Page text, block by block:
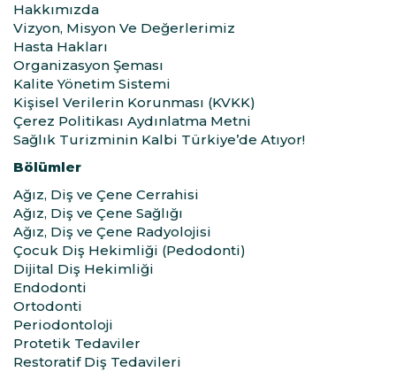
Hakkımızda
Vizyon, Misyon Ve Değerlerimiz
Hasta Hakları
Organizasyon Şeması
Kalite Yönetim Sistemi
Kişisel Verilerin Korunması (KVKK)
Çerez Politikası Aydınlatma Metni
Sağlık Turizminin Kalbi Türkiye’de Atıyor!
Bölümler
Ağız, Diş ve Çene Cerrahisi
Ağız, Diş ve Çene Sağlığı
Ağız, Diş ve Çene Radyolojisi
Çocuk Diş Hekimliği (Pedodonti)
Dijital Diş Hekimliği
Endodonti
Ortodonti
Periodontoloji
Protetik Tedaviler
Restoratif Diş Tedavileri